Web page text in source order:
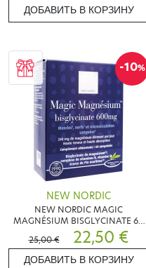
ДОБАВИТЬ В КОРЗИНУ
-10%
NEW NORDIC
NEW NORDIC MAGIC
MAGNÉSIUM BISGLYCINATE 60
COMPRIMÉS
25,00 € 22,50 €
ДОБАВИТЬ В КОРЗИНУ